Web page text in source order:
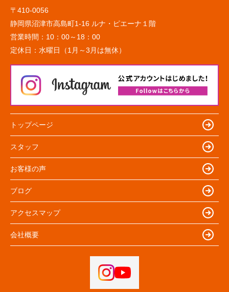
〒410-0056
静岡県沼津市高島町1-16 ルナ・ピエーナ１階
営業時間： 10：00～18：00
定休日： 水曜日（1月～3月は無休）
トップページ
スタッフ
お客様の声
ブログ
アクセスマップ
会社概要